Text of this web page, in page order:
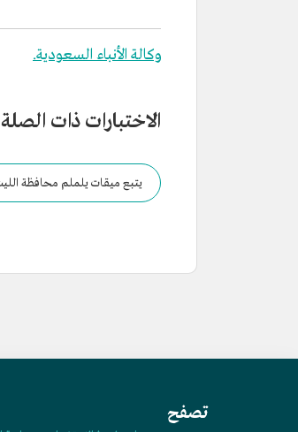
وكالة الأنباء السعودية.
الاختبارات ذات الصلة
يتبع ميقات يلملم محافظة الليث
تصفح